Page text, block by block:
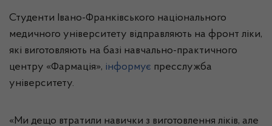
Студенти Івано-Франківського національного
медичного університету відправляють на фронт ліки,
які виготовляють на базі навчально-практичного
центру «Фармація», інформує пресслужба
університету.
«Ми дещо втратили навички з виготовлення ліків, але